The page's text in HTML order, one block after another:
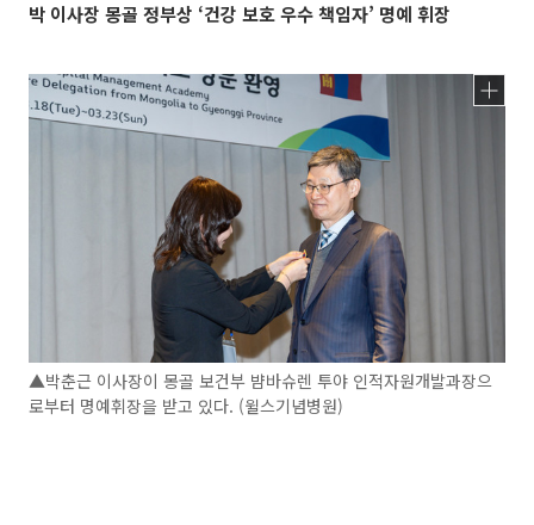
박 이사장 몽골 정부상 ‘건강 보호 우수 책임자’ 명예 휘장
▲박춘근 이사장이 몽골 보건부 뱜바슈렌 투야 인적자원개발과장으
로부터 명예휘장을 받고 있다. (윌스기념병원)